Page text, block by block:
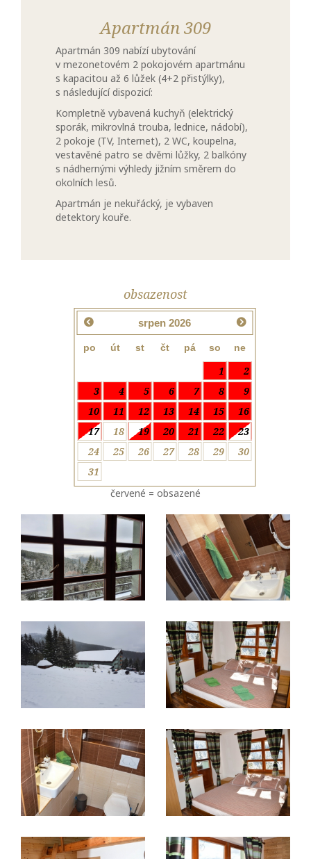
Apartmán 309
Apartmán 309 nabízí ubytování
v mezonetovém 2 pokojovém apartmánu
s kapacitou až 6 lůžek (4+2 přistýlky),
s následující dispozicí:
Kompletně vybavená kuchyň (elektrický
sporák, mikrovlná trouba, lednice, nádobí),
2 pokoje (TV, Internet), 2 WC, koupelna,
vestavěné patro se dvěmi lůžky, 2 balkóny
s nádhernými výhledy jižním směrem do
okolních lesů.
Apartmán je nekuřácký, je vybaven
detektory kouře.
obsazenost
srpen 2026
po út st čt pá so ne
1
2
3
4 5 6 7 8
9
10
11 12 13 14 15
16
17
18 19 20 21 22
23
24
25 26 27 28 29
30
31
červené = obsazené